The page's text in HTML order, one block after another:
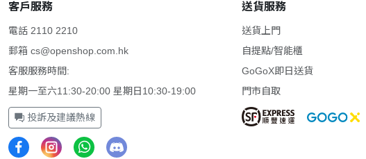
客戶服務
電話 2110 2210
郵箱 cs@openshop.com.hk
客服服務時間:
星期一至六11:30-20:00 星期日10:30-19:00
投訴及建議熱線
送貨服務
送貨上門
自提點/智能櫃
GoGoX即日送貨
門市自取